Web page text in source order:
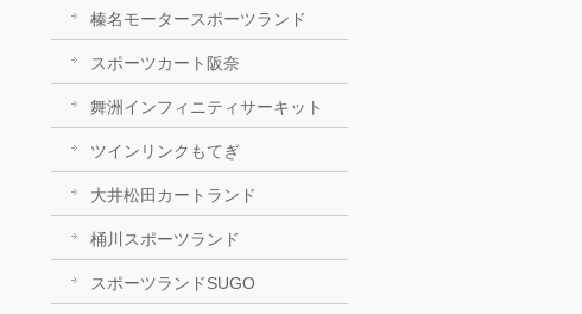
榛名モータースポーツランド
スポーツカート阪奈
舞洲インフィニティサーキット
ツインリンクもてぎ
大井松田カートランド
桶川スポーツランド
スポーツランドSUGO